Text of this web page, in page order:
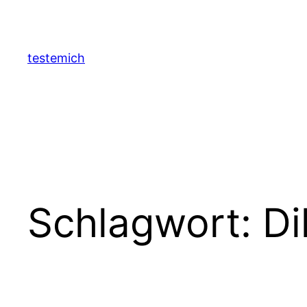
springen
testemich
Schlagwort: